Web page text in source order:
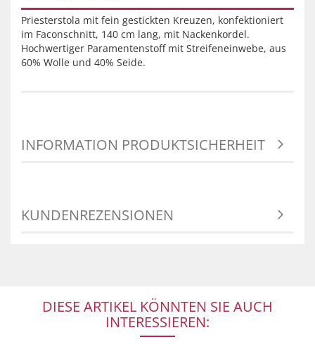
Priesterstola mit fein gestickten Kreuzen, konfektioniert
im Faconschnitt, 140 cm lang, mit Nackenkordel.
Hochwertiger Paramentenstoff mit Streifeneinwebe, aus
60% Wolle und 40% Seide.
INFORMATION PRODUKTSICHERHEIT
KUNDENREZENSIONEN
DIESE ARTIKEL KÖNNTEN SIE AUCH
INTERESSIEREN: